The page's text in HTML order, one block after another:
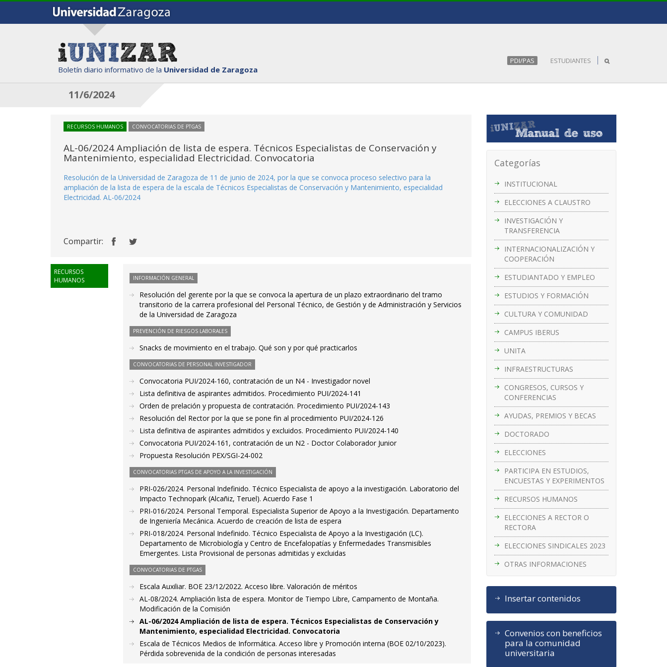
Boletín diario informativo de la Universidad de Zaragoza
PDI/PAS ESTUDIANTES
11/6/2024
Categorías
INSTITUCIONAL
ELECCIONES A CLAUSTRO
INVESTIGACIÓN Y
TRANSFERENCIA
INTERNACIONALIZACIÓN Y
COOPERACIÓN
ESTUDIANTADO Y EMPLEO
ESTUDIOS Y FORMACIÓN
CULTURA Y COMUNIDAD
CAMPUS IBERUS
UNITA
INFRAESTRUCTURAS
CONGRESOS, CURSOS Y
CONFERENCIAS
AYUDAS, PREMIOS Y BECAS
DOCTORADO
ELECCIONES
PARTICIPA EN ESTUDIOS,
ENCUESTAS Y EXPERIMENTOS
RECURSOS HUMANOS
ELECCIONES A RECTOR O
RECTORA
ELECCIONES SINDICALES 2023
OTRAS INFORMACIONES
Insertar contenidos
Convenios con beneficios
para la comunidad
universitaria
RECURSOS HUMANOS CONVOCATORIAS DE PTGAS
AL-06/2024 Ampliación de lista de espera. Técnicos Especialistas de Conservación y
Mantenimiento, especialidad Electricidad. Convocatoria
Resolución de la Universidad de Zaragoza de 11 de junio de 2024, por la que se convoca proceso selectivo para la
ampliación de la lista de espera de la escala de Técnicos Especialistas de Conservación y Mantenimiento, especialidad
Electricidad. AL-06/2024
Compartir:
RECURSOS
HUMANOS
INFORMACIÓN GENERAL
Resolución del gerente por la que se convoca la apertura de un plazo extraordinario del tramo
transitorio de la carrera profesional del Personal Técnico, de Gestión y de Administración y Servicios
de la Universidad de Zaragoza
PREVENCIÓN DE RIESGOS LABORALES
Snacks de movimiento en el trabajo. Qué son y por qué practicarlos
CONVOCATORIAS DE PERSONAL INVESTIGADOR
Convocatoria PUI/2024-160, contratación de un N4 - Investigador novel
Lista definitiva de aspirantes admitidos. Procedimiento PUI/2024-141
Orden de prelación y propuesta de contratación. Procedimiento PUI/2024-143
Resolución del Rector por la que se pone fin al procedimiento PUI/2024-126
Lista definitiva de aspirantes admitidos y excluidos. Procedimiento PUI/2024-140
Convocatoria PUI/2024-161, contratación de un N2 - Doctor Colaborador Junior
Propuesta Resolución PEX/SGI-24-002
CONVOCATORIAS PTGAS DE APOYO A LA INVESTIGACIÓN
PRI-026/2024. Personal Indefinido. Técnico Especialista de apoyo a la investigación. Laboratorio del
Impacto Technopark (Alcañiz, Teruel). Acuerdo Fase 1
PRI-016/2024. Personal Temporal. Especialista Superior de Apoyo a la Investigación. Departamento
de Ingeniería Mecánica. Acuerdo de creación de lista de espera
PRI-018/2024. Personal Indefinido. Técnico Especialista de Apoyo a la Investigación (LC).
Departamento de Microbiología y Centro de Encefalopatías y Enfermedades Transmisibles
Emergentes. Lista Provisional de personas admitidas y excluidas
CONVOCATORIAS DE PTGAS
Escala Auxiliar. BOE 23/12/2022. Acceso libre. Valoración de méritos
AL-08/2024. Ampliación lista de espera. Monitor de Tiempo Libre, Campamento de Montaña.
Modificación de la Comisión
AL-06/2024 Ampliación de lista de espera. Técnicos Especialistas de Conservación y
Mantenimiento, especialidad Electricidad. Convocatoria
Escala de Técnicos Medios de Informática. Acceso libre y Promoción interna (BOE 02/10/2023).
Pérdida sobrevenida de la condición de personas interesadas